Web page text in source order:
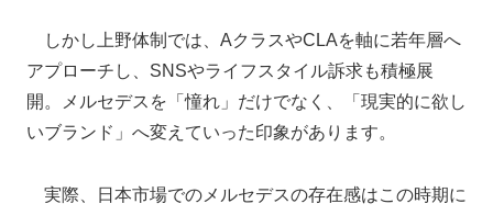
しかし上野体制では、AクラスやCLAを軸に若年層へ
アプローチし、SNSやライフスタイル訴求も積極展
開。メルセデスを「憧れ」だけでなく、「現実的に欲し
いブランド」へ変えていった印象があります。
実際、日本市場でのメルセデスの存在感はこの時期に